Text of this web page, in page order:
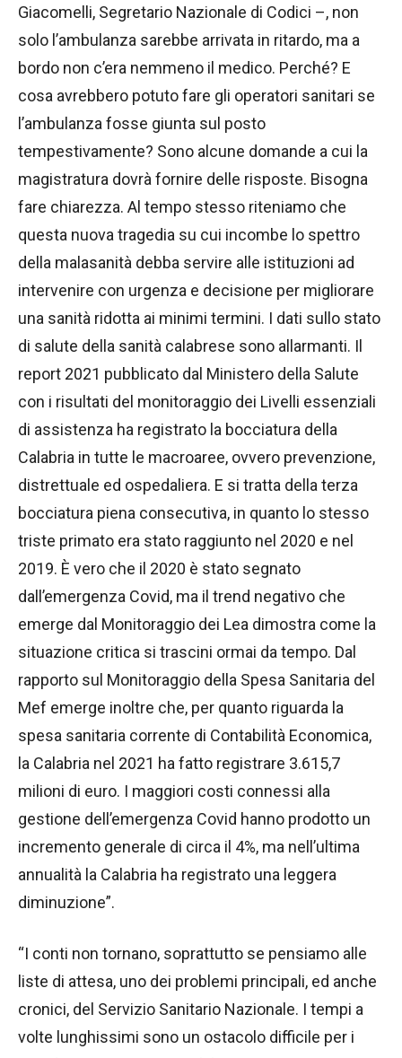
Giacomelli, Segretario Nazionale di Codici –, non
solo l’ambulanza sarebbe arrivata in ritardo, ma a
bordo non c’era nemmeno il medico. Perché? E
cosa avrebbero potuto fare gli operatori sanitari se
l’ambulanza fosse giunta sul posto
tempestivamente? Sono alcune domande a cui la
magistratura dovrà fornire delle risposte. Bisogna
fare chiarezza. Al tempo stesso riteniamo che
questa nuova tragedia su cui incombe lo spettro
della malasanità debba servire alle istituzioni ad
intervenire con urgenza e decisione per migliorare
una sanità ridotta ai minimi termini. I dati sullo stato
di salute della sanità calabrese sono allarmanti. Il
report 2021 pubblicato dal Ministero della Salute
con i risultati del monitoraggio dei Livelli essenziali
di assistenza ha registrato la bocciatura della
Calabria in tutte le macroaree, ovvero prevenzione,
distrettuale ed ospedaliera. E si tratta della terza
bocciatura piena consecutiva, in quanto lo stesso
triste primato era stato raggiunto nel 2020 e nel
2019. È vero che il 2020 è stato segnato
dall’emergenza Covid, ma il trend negativo che
emerge dal Monitoraggio dei Lea dimostra come la
situazione critica si trascini ormai da tempo. Dal
rapporto sul Monitoraggio della Spesa Sanitaria del
Mef emerge inoltre che, per quanto riguarda la
spesa sanitaria corrente di Contabilità Economica,
la Calabria nel 2021 ha fatto registrare 3.615,7
milioni di euro. I maggiori costi connessi alla
gestione dell’emergenza Covid hanno prodotto un
incremento generale di circa il 4%, ma nell’ultima
annualità la Calabria ha registrato una leggera
diminuzione”.
“I conti non tornano, soprattutto se pensiamo alle
liste di attesa, uno dei problemi principali, ed anche
cronici, del Servizio Sanitario Nazionale. I tempi a
volte lunghissimi sono un ostacolo difficile per i